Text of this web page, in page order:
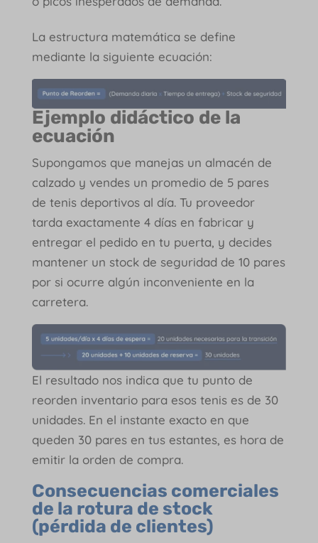
La estructura matemática se define
mediante la siguiente ecuación:
Ejemplo didáctico de la
ecuación
Supongamos que manejas un almacén de
calzado y vendes un promedio de 5 pares
de tenis deportivos al día. Tu proveedor
tarda exactamente 4 días en fabricar y
entregar el pedido en tu puerta, y decides
mantener un stock de seguridad de 10 pares
por si ocurre algún inconveniente en la
carretera.
El resultado nos indica que tu punto de
reorden inventario para esos tenis es de 30
unidades. En el instante exacto en que
queden 30 pares en tus estantes, es hora de
emitir la orden de compra.
Consecuencias comerciales
de la rotura de stock
(pérdida de clientes)